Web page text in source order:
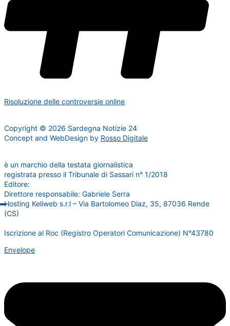
Risoluzione delle controversie online
Copyright © 2026 Sardegna Notizie 24
Concept and WebDesign by Rosso Digitale
è un marchio della testata giornalistica
registrata presso il Tribunale di Sassari n° 1/2018
Editore:
Direttore responsabile: Gabriele Serra
Hosting Keliweb s.r.l – Via Bartolomeo Diaz, 35, 87036 Rende
(CS)
Iscrizione al Roc (Registro Operatori Comunicazione) N°43780
Envelope